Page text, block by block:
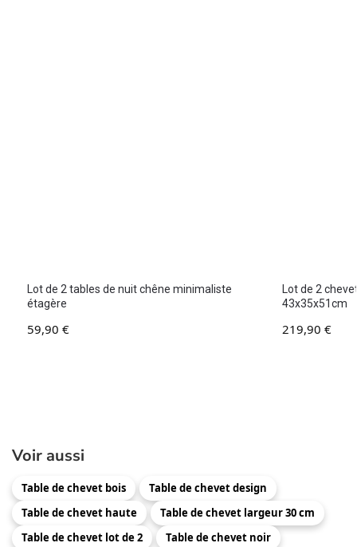
Lot de 2 tables de nuit chêne minimaliste
étagère
59,90 €
Lot de 2
43x35x51cm
219,90 €
Voir aussi
Table de chevet bois
Table de chevet design
Table de chevet haute
Table de chevet largeur 30 cm
Table de chevet lot de 2
Table de chevet noir